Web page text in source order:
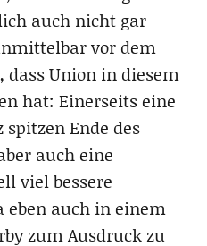
auch nicht gar
vor dem
dass Union in diesem
hat: Einerseits eine
spitzen Ende des
auch eine
viel bessere
eben auch in einem
zum Ausdruck zu